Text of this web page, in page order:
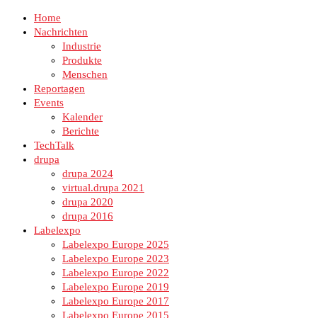
Home
Nachrichten
Industrie
Produkte
Menschen
Reportagen
Events
Kalender
Berichte
TechTalk
drupa
drupa 2024
virtual.drupa 2021
drupa 2020
drupa 2016
Labelexpo
Labelexpo Europe 2025
Labelexpo Europe 2023
Labelexpo Europe 2022
Labelexpo Europe 2019
Labelexpo Europe 2017
Labelexpo Europe 2015